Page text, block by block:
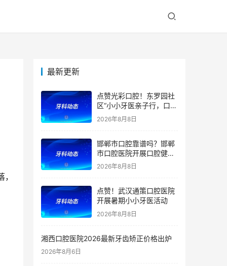
最新更新
点赞光彩口腔！东罗园社
区“小小牙医亲子行，口腔
健康伴成长”亲子活动
2026年8月8日
邯郸市口腔靠谱吗？邯郸
市口腔医院开展口腔健康
宣教公益活动
2026年8月8日
点赞！武汉通策口腔医院
开展暑期小小牙医活动
2026年8月8日
湘西口腔医院2026最新牙齿矫正价格出炉
2026年8月6日